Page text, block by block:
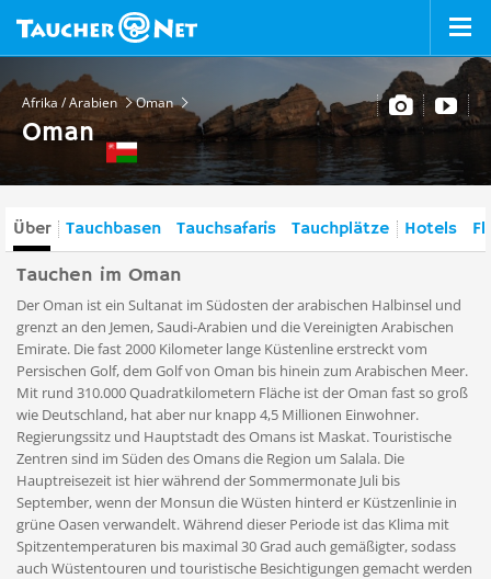
Afrika / Arabien Oman
Oman
Über Tauchbasen Tauchsafaris Tauchplätze Hotels
Tauchen im Oman
Der Oman ist ein Sultanat im Südosten der arabischen Halbinsel und
grenzt an den Jemen, Saudi-Arabien und die Vereinigten Arabischen
Emirate. Die fast 2000 Kilometer lange Küstenline erstreckt vom
Persischen Golf, dem Golf von Oman bis hinein zum Arabischen Meer.
Mit rund 310.000 Quadratkilometern Fläche ist der Oman fast so groß
wie Deutschland, hat aber nur knapp 4,5 Millionen Einwohner.
Regierungssitz und Hauptstadt des Omans ist Maskat. Touristische
Zentren sind im Süden des Omans die Region um Salala. Die
Hauptreisezeit ist hier während der Sommermonate Juli bis
September, wenn der Monsun die Wüsten hinterd er Küstzenlinie in
grüne Oasen verwandelt. Während dieser Periode ist das Klima mit
Spitzentemperaturen bis maximal 30 Grad auch gemäßigter, sodass
auch Wüstentouren und touristische Besichtigungen gemacht werden